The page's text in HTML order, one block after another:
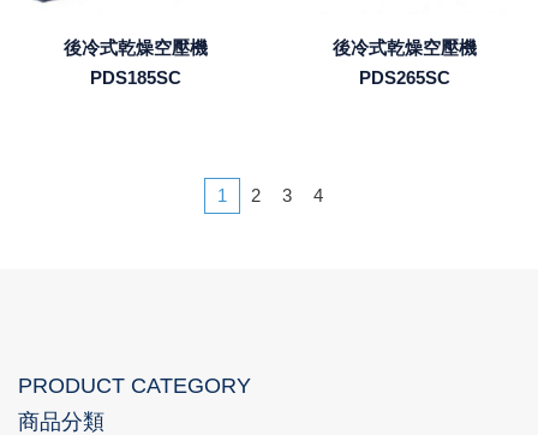
後冷式乾燥空壓機
PDS185SC
後冷式乾燥空壓機
PDS265SC
1 2 3 4
PRODUCT CATEGORY
商品分類